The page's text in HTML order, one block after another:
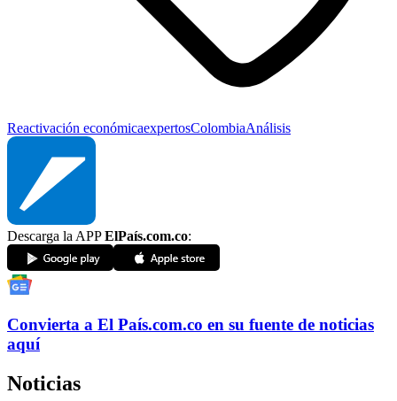
Reactivación económicaexpertosColombiaAnálisis
Descarga la APPElPaís.com.co:
Convierta a El País.com.co en su fuente de noticias
aquí
Noticias